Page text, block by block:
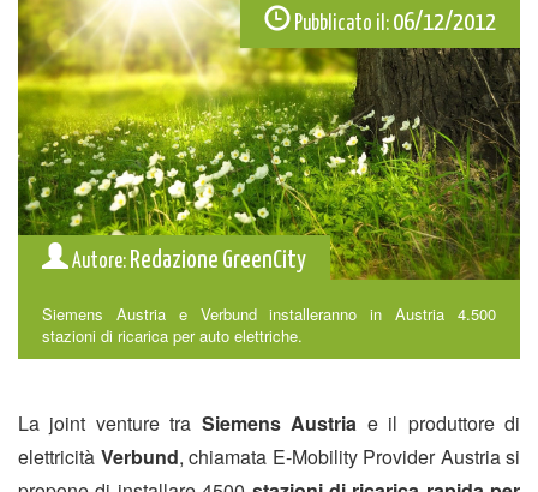
Pubblicato il: 06/12/2012
Autore: Redazione GreenCity
Siemens Austria e Verbund installeranno in Austria 4.500
stazioni di ricarica per auto elettriche.
La joint venture tra Siemens Austria e il produttore di
elettricità Verbund, chiamata E-Mobility Provider Austria si